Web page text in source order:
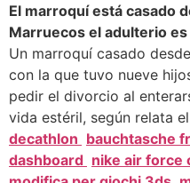
El marroquí está casado
Marruecos el adulterio
Un marroquí casado
con la que tuvo nueve
pedir el divorcio al
vida estéril, según relata
decathlon bauchtasche
dashboard nike air force